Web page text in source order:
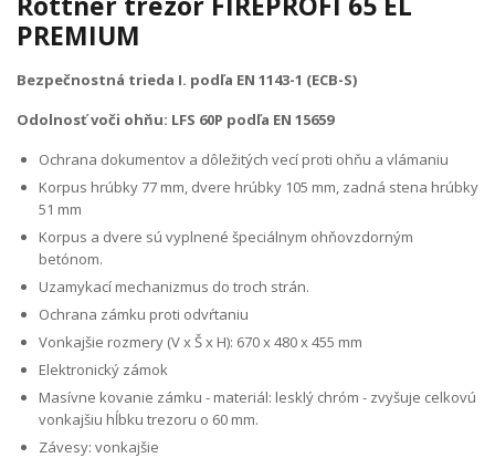
PREMIUM
Bezpečnostná trieda I. podľa EN 1143-1 (ECB-S)
Odolnosť voči ohňu: LFS 60P podľa EN 15659
Ochrana dokumentov a dôležitých vecí proti ohňu a vlámaniu
Korpus hrúbky 77 mm, dvere hrúbky 105 mm, zadná stena hrúbky
51 mm
Korpus a dvere sú vyplnené špeciálnym ohňovzdorným
betónom.
Uzamykací mechanizmus do troch strán.
Ochrana zámku proti odvŕtaniu
Vonkajšie rozmery (V x Š x H): 670 x 480 x 455 mm
Elektronický zámok
Masívne kovanie zámku - materiál: lesklý chróm - zvyšuje celkovú
vonkajšiu hĺbku trezoru o 60 mm.
Závesy: vonkajšie